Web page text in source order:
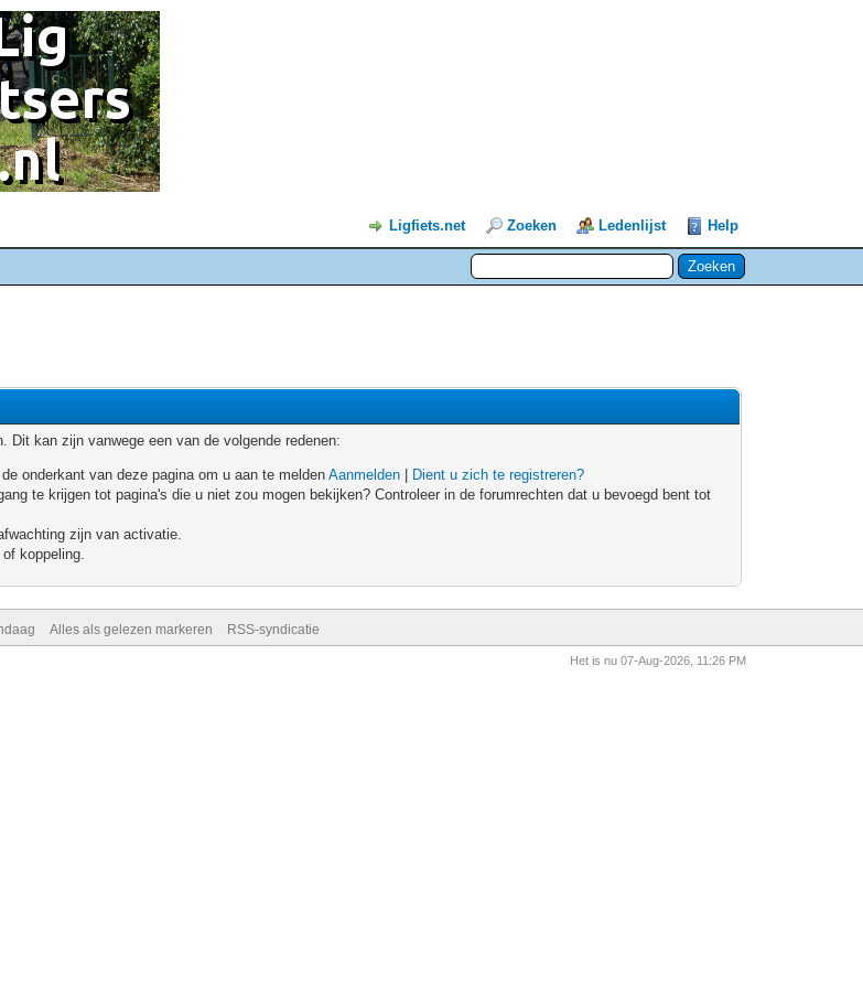
Ligfiets.net Zoeken Ledenlijst Help
Dit kan zijn vanwege een van de volgende redenen:
onderkant van deze pagina om u aan te meldenAanmelden
Dient u zich te registreren?
te krijgen tot pagina's die u niet zou mogen bekijken? Controleer in de forumrechten dat u bevoegd bent tot
zijn van activatie.
koppeling.
Alles als gelezen markeren RSS-syndicatie
Het is nu 07-Aug-2026, 11:26 PM